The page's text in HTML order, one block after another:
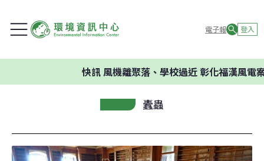
電子報 登入
快訊風機離聚落、學校過近 彰化福漢風電案
蠹蟲